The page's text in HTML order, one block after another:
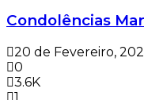
Condolências
20 de Fevereiro,
0
3.6K